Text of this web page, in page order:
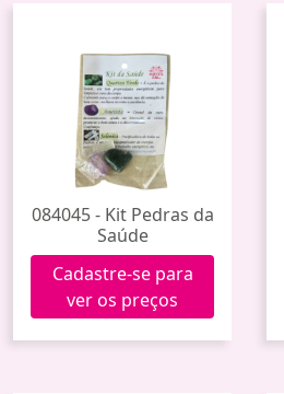
084045 - Kit Pedras da
Saúde
Cadastre-se para
ver os preços